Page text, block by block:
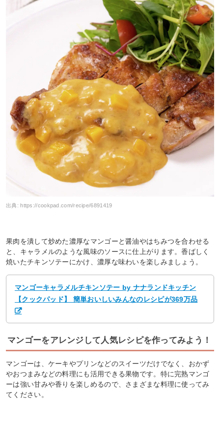
出典:https://cookpad.com/recipe/6891419
果肉を潰して炒めた濃厚なマンゴーと醤油やはちみつを合わせる
と、キャラメルのような風味のソースに仕上がります。香ばしく
焼いたチキンソテーにかけ、濃厚な味わいを楽しみましょう。
マンゴーキャラメルチキンソテー by ナナランドキッチン
【クックパッド】 簡単おいしいみんなのレシピが369万品
マンゴーをアレンジして人気レシピを作ってみよう！
マンゴーは、ケーキやプリンなどのスイーツだけでなく、おかず
やおつまみなどの料理にも活用できる果物です。特に完熟マンゴ
ーは強い甘みや香りを楽しめるので、さまざまな料理に使ってみ
てください。